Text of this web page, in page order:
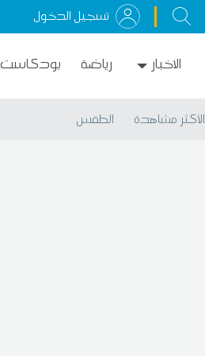
تسجيل الدخول
الاخبار رياضة بودكاست
الأكثر مشاهدة الطقس